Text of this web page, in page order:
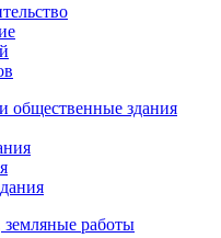
общественные здания
работы